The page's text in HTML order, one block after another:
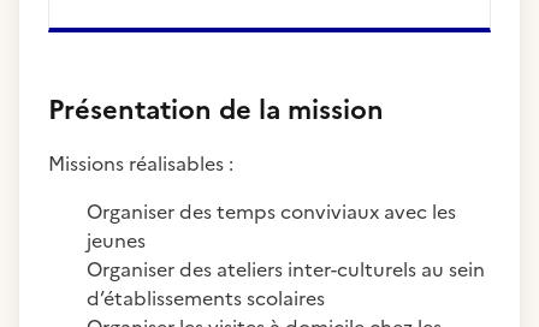
Présentation de la mission
Missions réalisables :
Organiser des temps conviviaux avec les
jeunes
Organiser des ateliers inter-culturels au sein
d’établissements scolaires